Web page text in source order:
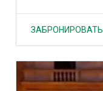
ЗАБРОНИРОВАТЬ